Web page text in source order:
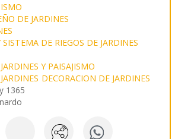
DE JARDINES
DE RIEGOS DE JARDINES
Y PAISAJISMO
DECORACION DE JARDINES
1365